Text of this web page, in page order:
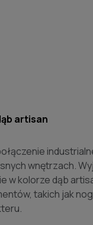
artisan
wnętrzach.
kolorze dąb
takich jak